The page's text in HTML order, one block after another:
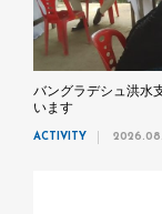
バングラデシュ洪水
います
ACTIVITY